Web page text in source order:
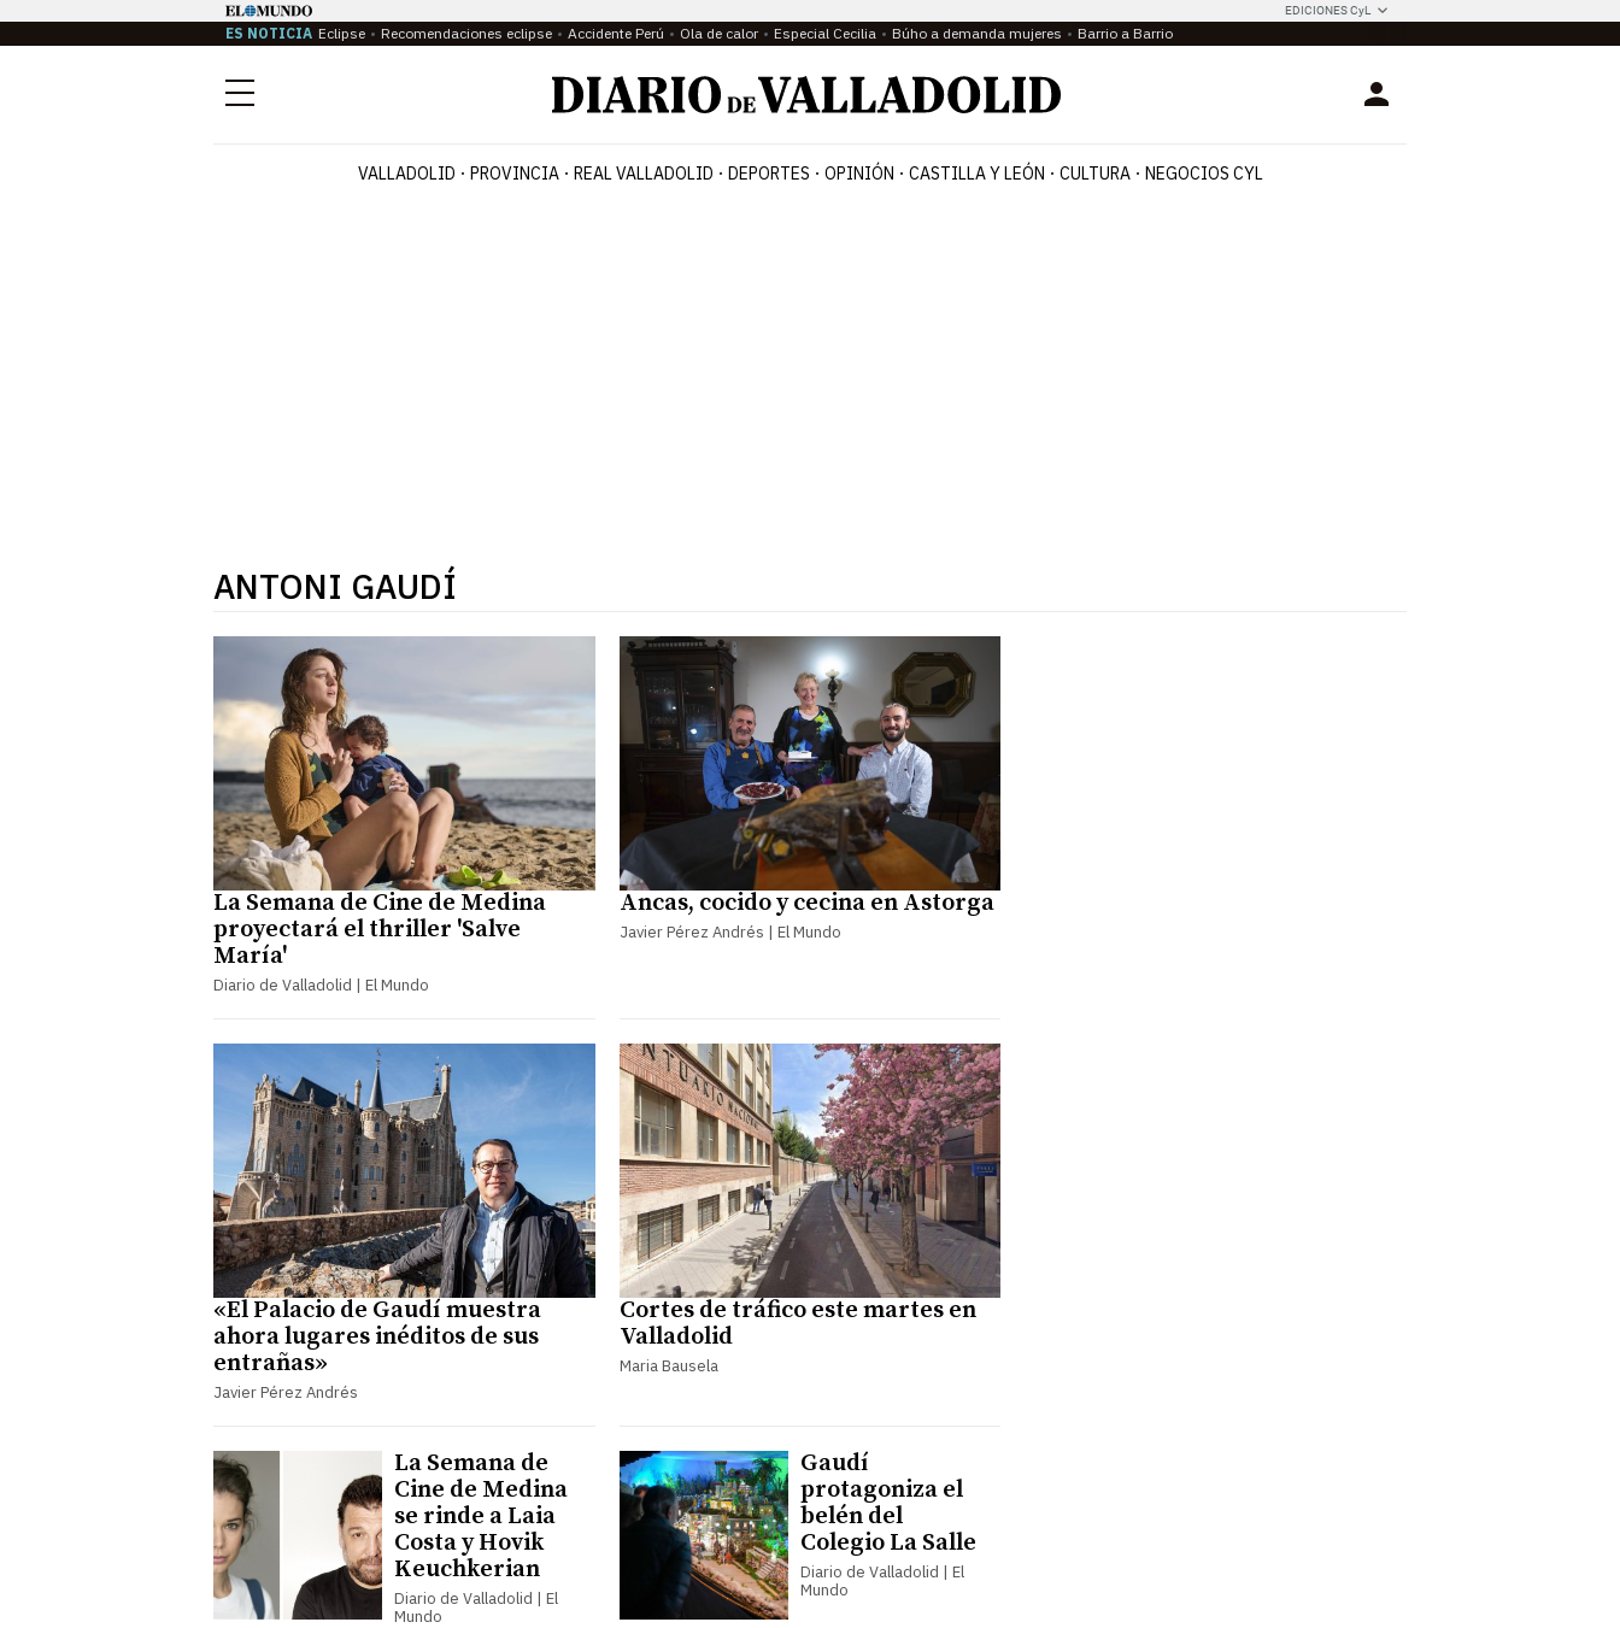
EDICIONES CyL
ES NOTICIA Eclipse Recomendaciones eclipse Accidente Perú Ola de calor Especial Cecilia Búho a demanda mujeres Barrio a Barrio
Menú Login
VALLADOLID PROVINCIA REAL VALLADOLID DEPORTES OPINIÓN CASTILLA Y LEÓN CULTURA NEGOCIOS CYL
ANTONI GAUDÍ
La Semana de Cine de Medina
proyectará el thriller 'Salve
María'
Diario de Valladolid | El Mundo
Ancas, cocido y cecina en Astorga
Javier Pérez Andrés | El Mundo
«El Palacio de Gaudí muestra
ahora lugares inéditos de sus
entrañas»
Javier Pérez Andrés
Cortes de tráfico este martes en
Valladolid
Maria Bausela
La Semana de
Cine de Medina
se rinde a Laia
Costa y Hovik
Keuchkerian
Diario de Valladolid | El
Mundo
Gaudí
protagoniza el
belén del
Colegio La Salle
Diario de Valladolid | El
Mundo